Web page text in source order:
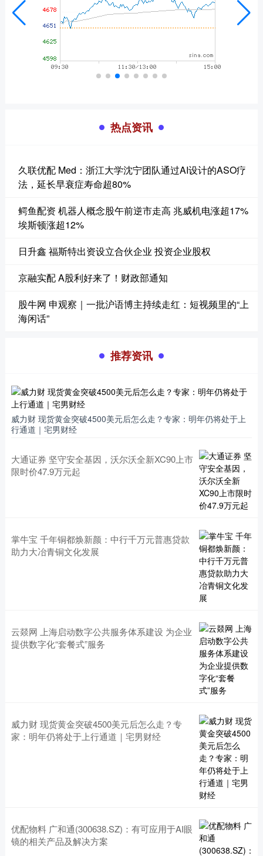
热点资讯
久联优配 Med：浙江大学沈宁团队通过AI设计的ASO疗
法，延长早衰症寿命超80%
鳄鱼配资 机器人概念股午前逆市走高 兆威机电涨超17%
埃斯顿涨超12%
日升鑫 福斯特出资设立合伙企业 投资企业股权
京融实配 A股利好来了！财政部通知
股牛网 申观察｜一批沪语博主持续走红：短视频里的“上
海闲话”
推荐资讯
威力财 现货黄金突破4500美元后怎么走？专家：明年仍将处于上
行通道｜宅男财经
大通证券 坚守安全基因，沃尔沃全新XC90上市
限时价47.9万元起
掌牛宝 千年铜都焕新颜：中行千万元普惠贷款
助力大冶青铜文化发展
云燚网 上海启动数字公共服务体系建设 为企业
提供数字化“套餐式”服务
威力财 现货黄金突破4500美元后怎么走？专
家：明年仍将处于上行通道｜宅男财经
优配物料 广和通(300638.SZ)：有可应用于AI眼
镜的相关产品及解决方案